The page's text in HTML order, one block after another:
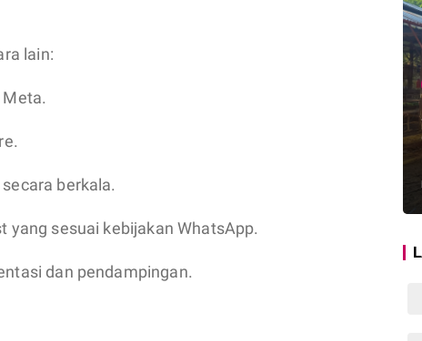
lain:
berkala.
yang sesuai kebijakan WhatsApp.
dan pendampingan.